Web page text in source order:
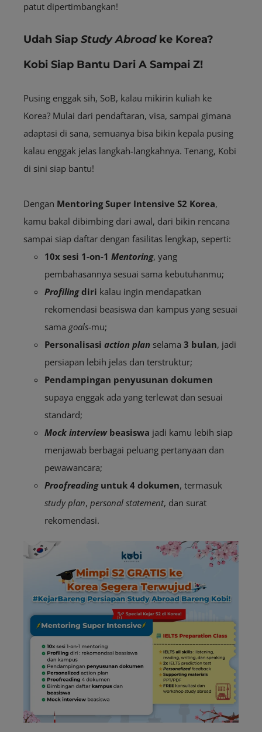
patut dipertimbangkan!
Udah Siap Study Abroadke Korea?
Kobi Siap Bantu Dari A Sampai Z!
Pusing enggak sih, SoB, kalau mikirin kuliah ke
Korea? Mulai dari pendaftaran, visa, sampai gimana
adaptasi di sana, semuanya bisa bikin kepala pusing
kalau enggak jelas langkah-langkahnya. Tenang, Kobi
di sini siap bantu!
Dengan Mentoring Super Intensive S2 Korea,
kamu bakal dibimbing dari awal, dari bikin rencana
sampai siap daftar dengan fasilitas lengkap, seperti:
10x sesi 1-on-1 Mentoring, yang
pembahasannya sesuai sama kebutuhanmu;
Profilingdiri kalau ingin mendapatkan
rekomendasi beasiswa dan kampus yang sesuai
sama goals-mu;
Personalisasi action plan selama 3 bulan, jadi
persiapan lebih jelas dan terstruktur;
Pendampingan penyusunan dokumen
supaya enggak ada yang terlewat dan sesuai
standard;
Mock interview beasiswa jadi kamu lebih siap
menjawab berbagai peluang pertanyaan dan
pewawancara;
Proofreadinguntuk 4 dokumen, termasuk
study plan, personal statement, dan surat
rekomendasi.